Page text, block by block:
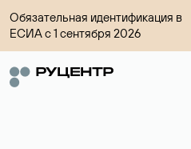
Обязательная идентификация в
ЕСИА с 1 сентября 2026